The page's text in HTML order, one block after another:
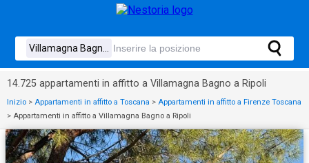
14.725 appartamenti in affitto a Villamagna Bagno a Ripoli
Inizio > Appartamenti in affitto a Toscana > Appartamenti in affitto a Firenze Toscana
> Appartamenti in affitto a Villamagna Bagno a Ripoli